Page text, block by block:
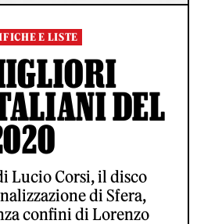
E LISTE
DEL
Lucio Corsi, il disco
di Sfera,
confini di Lorenzo